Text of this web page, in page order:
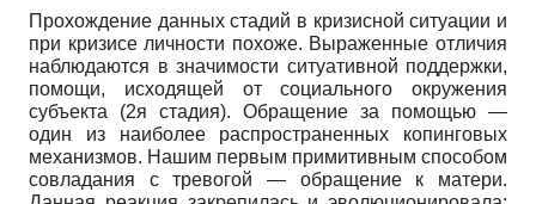
Прохождение данных стадий в кризисной ситуации и
при кризисе личности похоже. Выраженные отличия
наблюдаются в значимости ситуативной поддержки,
помощи, исходящей от социального окружения
субъекта (2я стадия). Обращение за помощью —
один из наиболее распространенных копинговых
механизмов. Нашим первым примитивным способом
совладания с тревогой — обращение к матери.